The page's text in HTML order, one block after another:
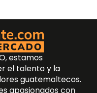
estamos
el talento y la
guatemaltecos.
apasionados con